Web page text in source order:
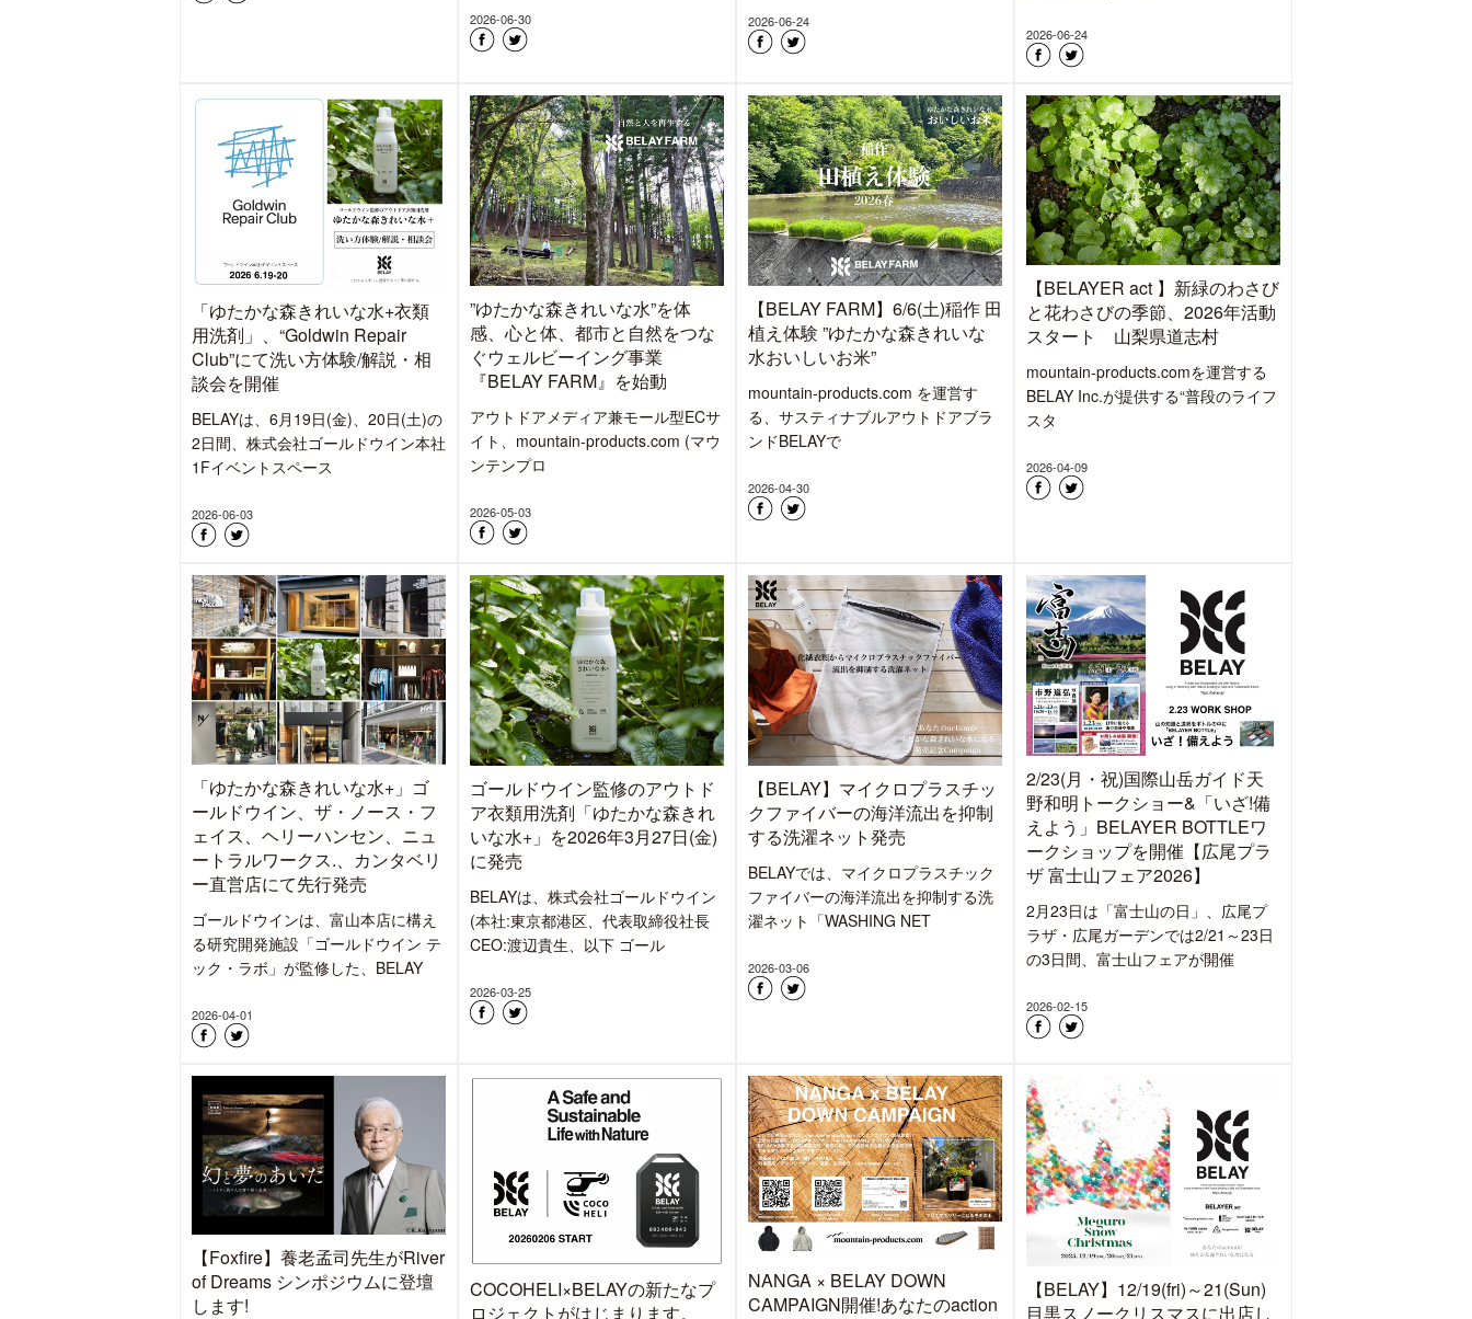
2026-06-30 2026-06-24
2026-06-24
「ゆたかな森きれいな水+衣類
用洗剤」、“Goldwin Repair
Club”にて洗い方体験/解説・相
談会を開催
BELAYは、6月19日(金)、20日(土)の
2日間、株式会社ゴールドウイン本社
1Fイベントスペース
2026-06-03
”ゆたかな森きれいな水”を体
感、心と体、都市と自然をつな
ぐウェルビーイング事業
『BELAY FARM』を始動
アウトドアメディア兼モール型ECサ
イト、mountain-products.com (マウ
ンテンプロ
2026-05-03
【BELAY FARM】6/6(土)稲作 田
植え体験 ”ゆたかな森きれいな
水おいしいお米”
mountain-products.com を運営す
る、サスティナブルアウトドアブラ
ンドBELAYで
2026-04-30
【BELAYER act 】新緑のわさび
と花わさびの季節、2026年活動
スタート 山梨県道志村
mountain-products.comを運営する
BELAY Inc.が提供する“普段のライフ
スタ
2026-04-09
「ゆたかな森きれいな水+」ゴ
ールドウイン、ザ・ノース・フ
ェイス、ヘリーハンセン、ニュ
ートラルワークス.、カンタベリ
ー直営店にて先行発売
ゴールドウインは、富山本店に構え
る研究開発施設「ゴールドウイン テ
ック・ラボ」が監修した、BELAY
2026-04-01
ゴールドウイン監修のアウトド
ア衣類用洗剤「ゆたかな森きれ
いな水+」を2026年3月27日(金)
に発売
BELAYは、株式会社ゴールドウイン
(本社:東京都港区、代表取締役社長
CEO:渡辺貴生、以下 ゴール
2026-03-25
【BELAY】マイクロプラスチッ
クファイバーの海洋流出を抑制
する洗濯ネット発売
BELAYでは、マイクロプラスチック
ファイバーの海洋流出を抑制する洗
濯ネット「WASHING NET
2026-03-06
2/23(月・祝)国際山岳ガイド天
野和明トークショー&「いざ!備
えよう」BELAYER BOTTLEワ
ークショップを開催【広尾プラ
ザ 富士山フェア2026】
2月23日は「富士山の日」、広尾プ
ラザ・広尾ガーデンでは2/21～23日
の3日間、富士山フェアが開催
2026-02-15
【Foxfire】養老孟司先生がRiver
of Dreams シンポジウムに登壇
します!
COCOHELI×BELAYの新たなプ
ロジェクトがはじまります。
NANGA × BELAY DOWN
CAMPAIGN開催!あなたのaction
【BELAY】12/19(fri)～21(Sun)
目黒スノークリスマスに出店し